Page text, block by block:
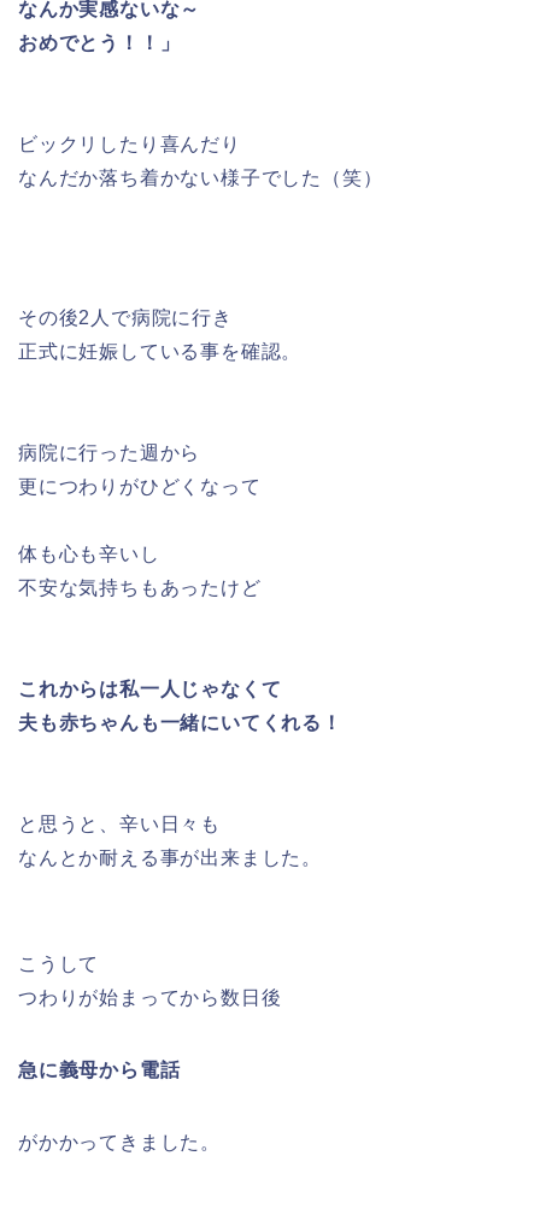
なんか実感ないな～
おめでとう！！」
ビックリしたり喜んだり
なんだか落ち着かない様子でした（笑）
その後2人で病院に行き
正式に妊娠している事を確認。
病院に行った週から
更につわりがひどくなって
体も心も辛いし
不安な気持ちもあったけど
これからは私一人じゃなくて
夫も赤ちゃんも一緒にいてくれる！
と思うと、辛い日々も
なんとか耐える事が出来ました。
こうして
つわりが始まってから数日後
急に義母から電話
がかかってきました。